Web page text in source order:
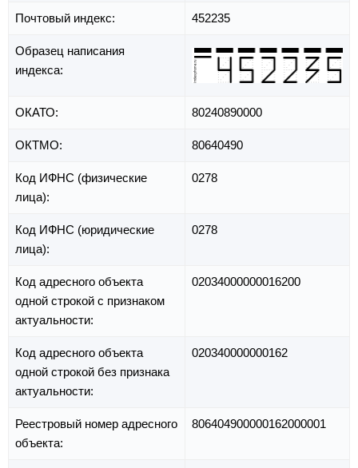
Почтовый индекс: 452235
Образец написания
индекса:
ОКАТО: 80240890000
ОКТМО: 80640490
Код ИФНС (физические
лица):
0278
Код ИФНС (юридические
лица):
0278
Код адресного объекта
одной строкой с признаком
актуальности:
02034000000016200
Код адресного объекта
одной строкой без признака
актуальности:
020340000000162
Реестровый номер адресного
объекта:
806404900000162000001